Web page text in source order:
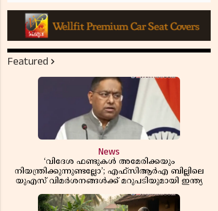
Featured
News
‘വിദേശ ഫണ്ടുകൾ അമേരിക്കയും
നിയന്ത്രിക്കുന്നുണ്ടല്ലോ’; എഫ്സിആർഎ ബില്ലിലെ
യുഎസ് വിമർശനങ്ങൾക്ക് മറുപടിയുമായി ഇന്ത്യ